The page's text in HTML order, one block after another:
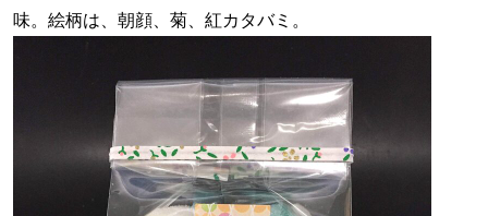
味。絵柄は、朝顔、菊、紅カタバミ。